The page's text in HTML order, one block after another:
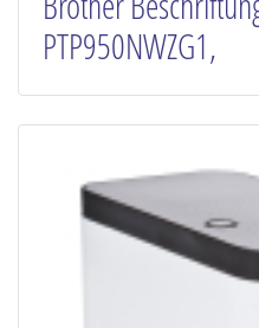
PTP950NWZG1,